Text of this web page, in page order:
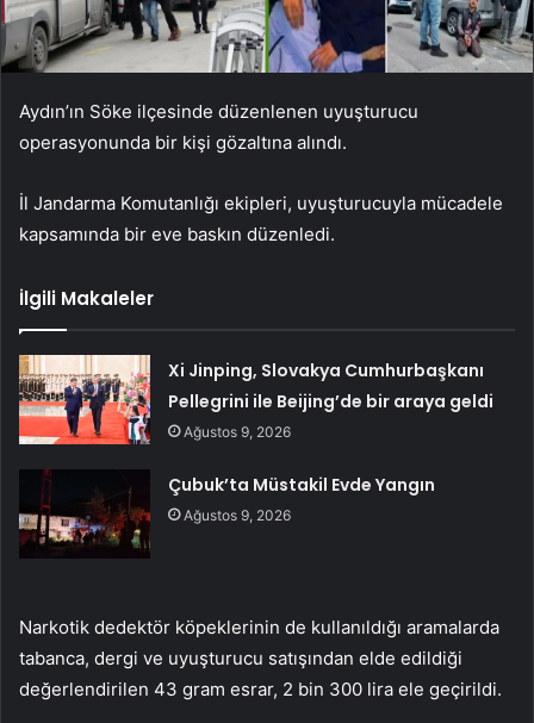
Aydın’ın Söke ilçesinde düzenlenen uyuşturucu
operasyonunda bir kişi gözaltına alındı.
İl Jandarma Komutanlığı ekipleri, uyuşturucuyla mücadele
kapsamında bir eve baskın düzenledi.
İlgili Makaleler
Xi Jinping, Slovakya Cumhurbaşkanı
Pellegrini ile Beijing’de bir araya geldi
Ağustos 9, 2026
Çubuk’ta Müstakil Evde Yangın
Ağustos 9, 2026
Narkotik dedektör köpeklerinin de kullanıldığı aramalarda
tabanca, dergi ve uyuşturucu satışından elde edildiği
değerlendirilen 43 gram esrar, 2 bin 300 lira ele geçirildi.